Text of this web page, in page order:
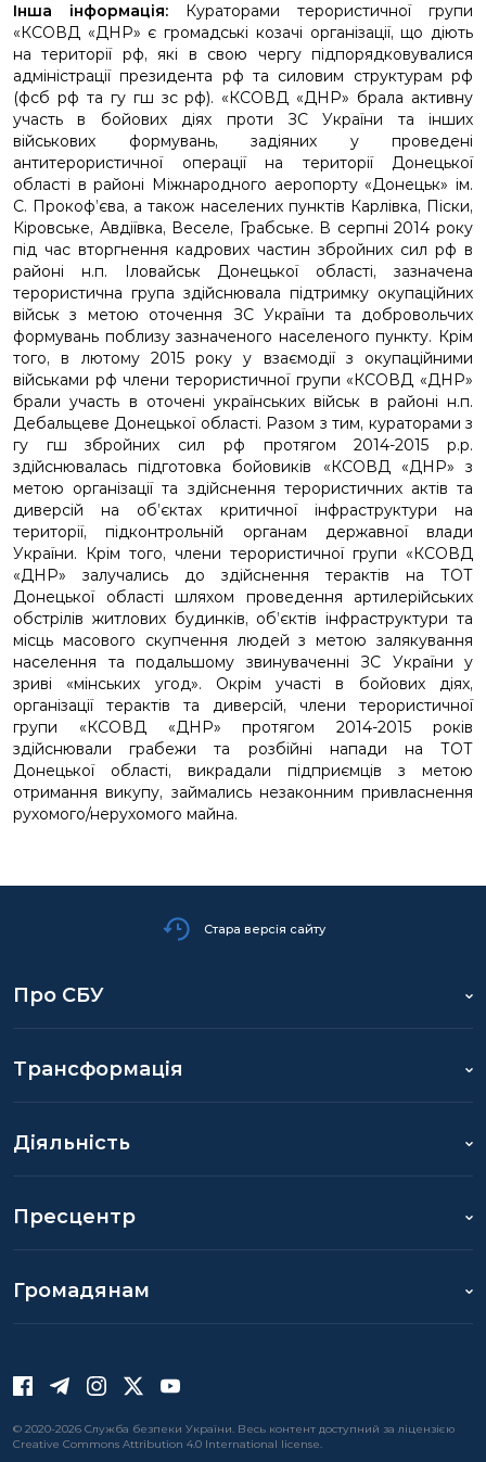
Інша інформація: Кураторами терористичної групи
«КСОВД «ДНР» є громадські козачі організації, що діють
на території рф, які в свою чергу підпорядковувалися
адміністрації президента рф та силовим структурам рф
(фсб рф та гу гш зс рф). «КСОВД «ДНР» брала активну
участь в бойових діях проти ЗС України та інших
військових формувань, задіяних у проведені
антитерористичної операції на території Донецької
області в районі Міжнародного аеропорту «Донецьк» ім.
С. Прокоф’єва, а також населених пунктів Карлівка, Піски,
Кіровське, Авдіївка, Веселе, Грабське. В серпні 2014 року
під час вторгнення кадрових частин збройних сил рф в
районі н.п. Іловайськ Донецької області, зазначена
терористична група здійснювала підтримку окупаційних
військ з метою оточення ЗС України та добровольчих
формувань поблизу зазначеного населеного пункту. Крім
того, в лютому 2015 року у взаємодії з окупаційними
військами рф члени терористичної групи «КСОВД «ДНР»
брали участь в оточені українських військ в районі н.п.
Дебальцеве Донецької області. Разом з тим, кураторами з
гу гш збройних сил рф протягом 2014-2015 р.р.
здійснювалась підготовка бойовиків «КСОВД «ДНР» з
метою організації та здійснення терористичних актів та
диверсій на об’єктах критичної інфраструктури на
території, підконтрольній органам державної влади
України. Крім того, члени терористичної групи «КСОВД
«ДНР» залучались до здійснення терактів на ТОТ
Донецької області шляхом проведення артилерійських
обстрілів житлових будинків, об’єктів інфраструктури та
місць масового скупчення людей з метою залякування
населення та подальшому звинуваченні ЗС України у
зриві «мінських угод». Окрім участі в бойових діях,
організації терактів та диверсій, члени терористичної
групи «КСОВД «ДНР» протягом 2014-2015 років
здійснювали грабежи та розбійні напади на ТОТ
Донецької області, викрадали підприємців з метою
отримання викупу, займались незаконним привласнення
рухомого/нерухомого майна.
Стара версія сайту
Про СБУ
Трансформація
Діяльність
Пресцентр
Громадянам
© 2020-2026 Служба безпеки України. Весь контент доступний за ліцензією
Creative Commons Attribution 4.0 International license.